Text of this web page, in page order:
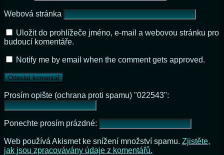
Webová stránka
Uložit do prohlížeče jméno, e-mail a webovou stránku pro
budoucí komentáře.
Notify me by email when the comment gets approved.
Prosím opište (ochrana proti spamu) "022543":
Ponechte prosím prázdné:
Web používá Akismet ke snížení množství spamu. Zjistěte,
jak jsou zpracovávány údaje z komentářů.